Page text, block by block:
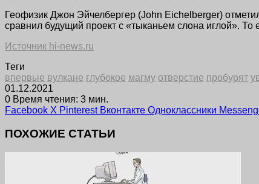
Геофизик Джон Эйчелбергер (John Eichelberger)
сравнил будущий проект с «тыканьем слона иглой». То
Источник hi-news.ru
Теги
впервые вулкане глубокое магму отверстие пробурят
01.12.2021
0 Время чтения: 3 мин.
Facebook X Pinterest Вконтакте Одноклассники
ПОХОЖИЕ СТАТЬИ